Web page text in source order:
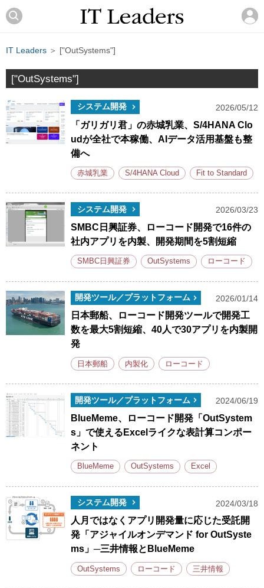
IT Leaders ＞ ["OutSystems"]
["OutSystems"]
システム開発 2026/05/12
「ガリガリ君」の赤城乳業、S/4HANA Clo
udが全社で本稼働、AIデータ活用基盤も整
備へ
赤城乳業 S/4HANA Cloud Fit to Standard
システム開発 2026/03/23
SMBC日興証券、ローコード開発で16件の
社内アプリを内製、開発期間を5割短縮
SMBC日興証券 OutSystems ローコード
開発ツール／プラットフォーム 2026/01/14
日本郵船、ローコード開発ツールで開発工
数を最大5割短縮、40人で30アプリを内製開
発
日本郵船 内製化 ローコード
開発ツール／プラットフォーム 2024/06/19
BlueMeme、ローコード開発「OutSystem
s」で使えるExcelライクな表計算コンポー
ネント
BlueMeme OutSystems Excel
システム開発 2024/03/18
人月ではなくアプリ開発量に応じた受託開
発「アジャイルオンデマンド for OutSyste
ms」─三井情報とBlueMeme
OutSystems ローコード 三井情報